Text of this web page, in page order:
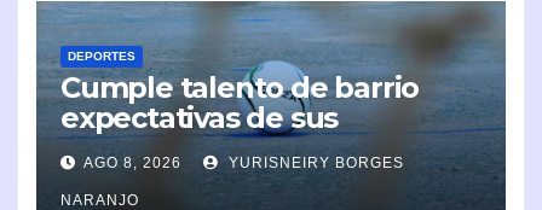
DEPORTES
Cumple talento de barrio
expectativas de sus
organizadores
AGO 8, 2026 YURISNEIRY BORGES
NARANJO